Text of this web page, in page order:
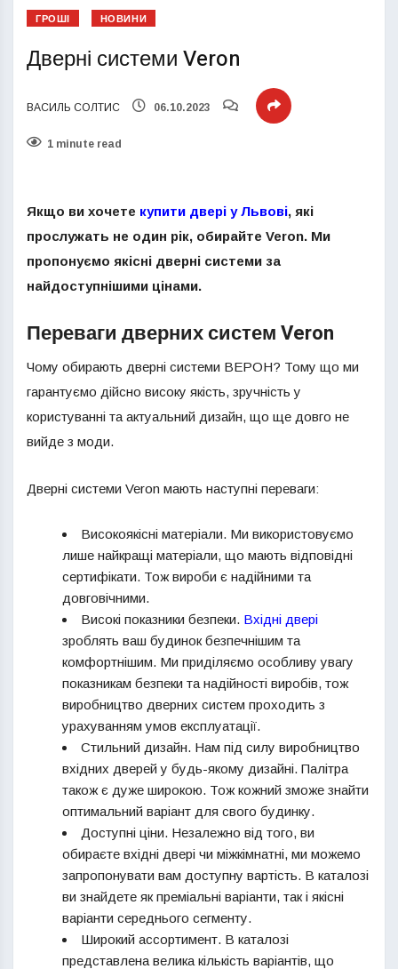
ГРОШІ НОВИНИ
Дверні системи Veron
ВАСИЛЬ СОЛТИС 06.10.2023
1 minute read
Якщо ви хочете купити двері у Львові, які
прослужать не один рік, обирайте Veron. Ми
пропонуємо якісні дверні системи за
найдоступнішими цінами.
Переваги дверних систем Veron
Чому обирають дверні системи ВЕРОН? Тому що ми
гарантуємо дійсно високу якість, зручність у
користуванні та актуальний дизайн, що ще довго не
вийде з моди.
Дверні системи Veron мають наступні переваги:
Високоякісні матеріали. Ми використовуємо
лише найкращі матеріали, що мають відповідні
сертифікати. Тож вироби є надійними та
довговічними.
Високі показники безпеки. Вхідні двері
зроблять ваш будинок безпечнішим та
комфортнішим. Ми приділяємо особливу увагу
показникам безпеки та надійності виробів, тож
виробництво дверних систем проходить з
урахуванням умов експлуатації.
Стильний дизайн. Нам під силу виробництво
вхідних дверей у будь-якому дизайні. Палітра
також є дуже широкою. Тож кожний зможе знайти
оптимальний варіант для свого будинку.
Доступні ціни. Незалежно від того, ви
обираєте вхідні двері чи міжкімнатні, ми можемо
запропонувати вам доступну вартість. В каталозі
ви знайдете як преміальні варіанти, так і якісні
варіанти середнього сегменту.
Широкий ассортимент. В каталозі
представлена велика кількість варіантів, що